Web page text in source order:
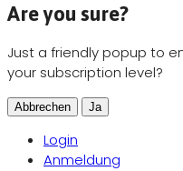
Are you sure?
Just a friendly popup to
your subscription level?
Abbrechen Ja
Login
Anmeldung